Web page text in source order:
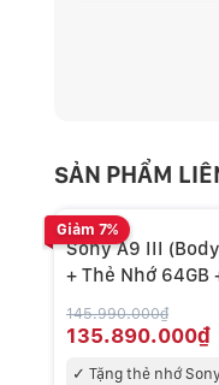
Với Sony A9
thống màn
thời và đồng
SẢN PHẨM
Giảm 7%
Sony A9 III
+ Thẻ Nhớ 64GB
145.990.000₫
135.890.000₫
✓ Tặng thẻ nhớ